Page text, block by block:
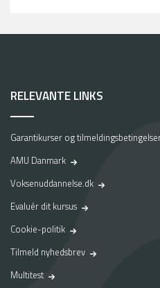
RELEVANTE LINKS
Garantikurser og
AMU Danmark
Voksenuddannelse.dk
Evaluér dit kursus
Cookie-politik
Tilmeld nyhedsbrev
Multitest